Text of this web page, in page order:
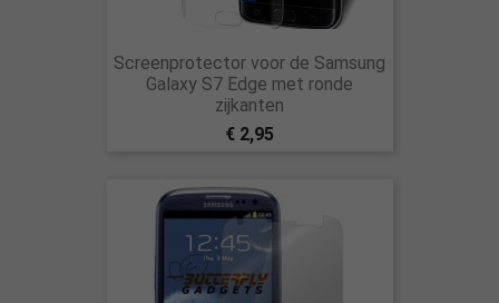
Screenprotector voor de Samsung
Galaxy S7 Edge met ronde
zijkanten
€ 2,95